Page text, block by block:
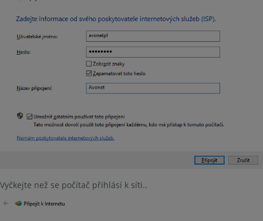
Vyčkejte než se počítač přihlásí k síti..